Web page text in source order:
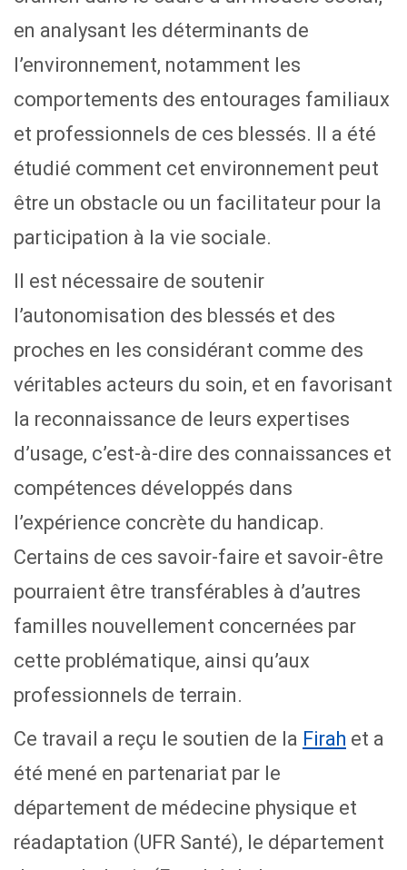
en analysant les déterminants de
l’environnement, notamment les
comportements des entourages familiaux
et professionnels de ces blessés. Il a été
étudié comment cet environnement peut
être un obstacle ou un facilitateur pour la
participation à la vie sociale.
Il est nécessaire de soutenir
l’autonomisation des blessés et des
proches en les considérant comme des
véritables acteurs du soin, et en favorisant
la reconnaissance de leurs expertises
d’usage, c’est-à-dire des connaissances et
compétences développés dans
l’expérience concrète du handicap.
Certains de ces savoir-faire et savoir-être
pourraient être transférables à d’autres
familles nouvellement concernées par
cette problématique, ainsi qu’aux
professionnels de terrain.
Ce travail a reçu le soutien de la Firah et a
été mené en partenariat par le
département de médecine physique et
réadaptation (UFR Santé), le département